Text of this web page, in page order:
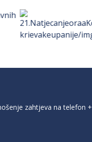
zahtjeva na telefon